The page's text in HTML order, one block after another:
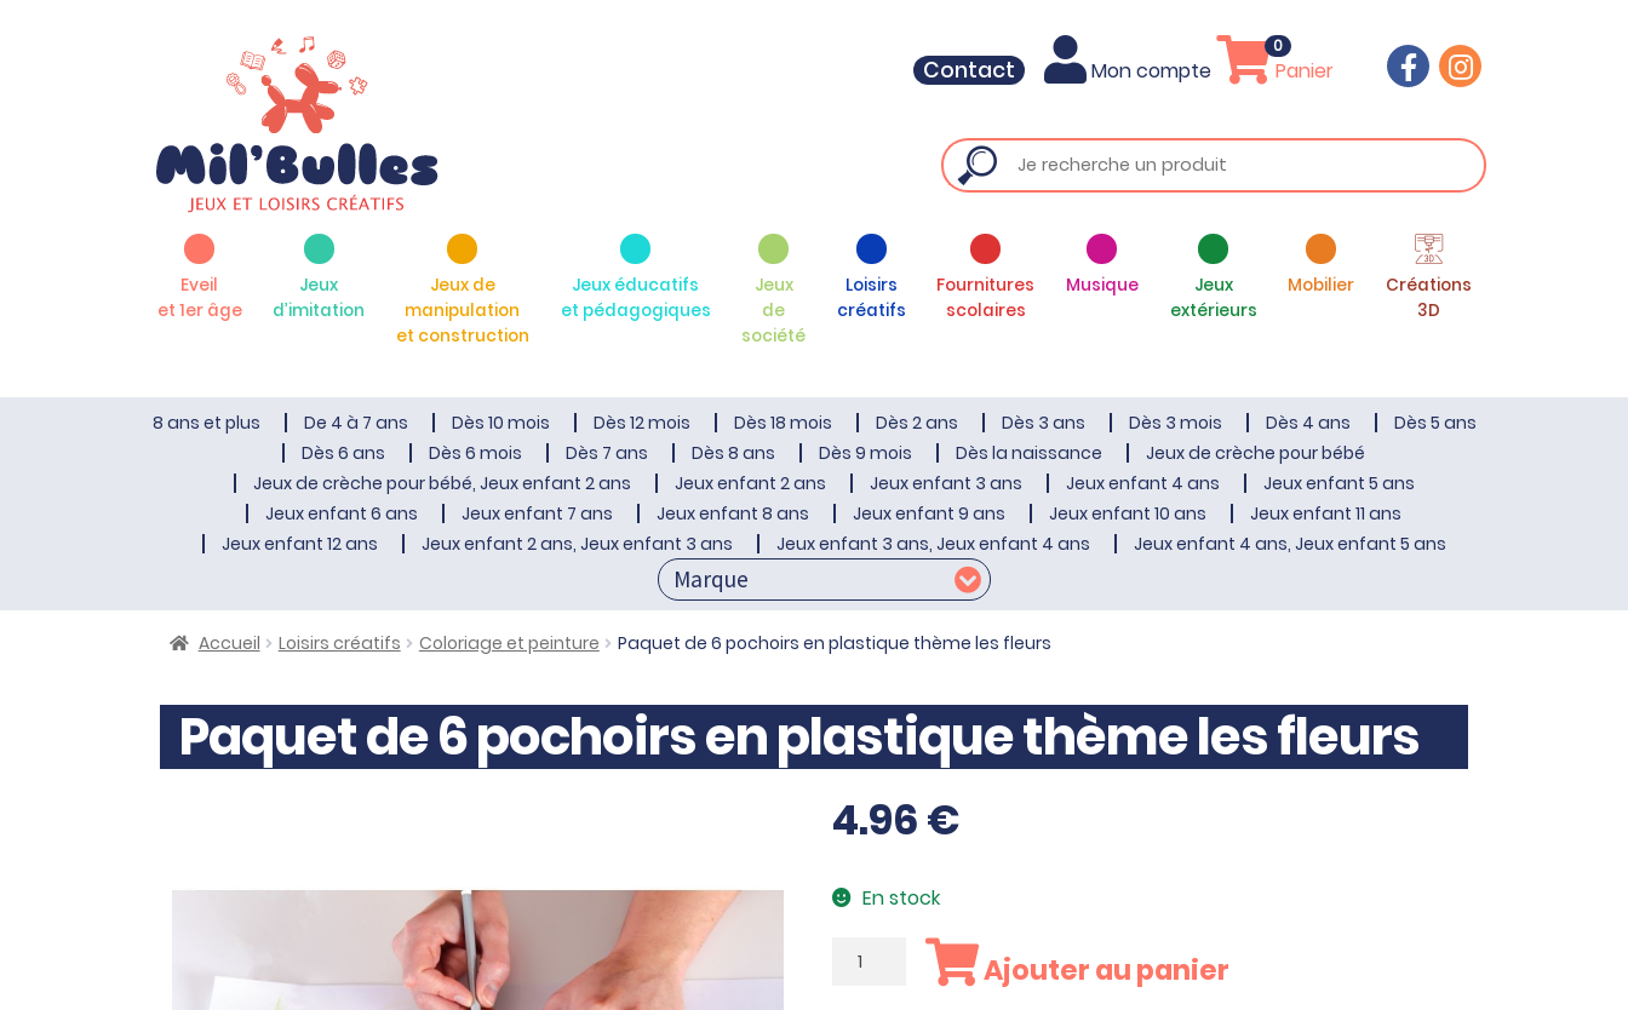
Contact Mon compte Panier
0
Eveil
et 1er âge
Jeux
d’imitation
Jeux de
manipulation
et construction
Jeux éducatifs
et pédagogiques
Jeux
de
société
Loisirs
créatifs
Fournitures
scolaires
Musique
Jeux
extérieurs
Mobilier
Créations
3D
8 ans et plus De 4 à 7 ans Dès 10 mois Dès 12 mois Dès 18 mois Dès 2 ans Dès 3 ans Dès 3 mois Dès 4 ans
Dès 5 ans
Dès 6 ans
Dès 6 mois Dès 7 ans Dès 8 ans Dès 9 mois Dès la naissance
Jeux de crèche pour bébé
Jeux de crèche pour bébé, Jeux enfant 2 ans
Jeux enfant 2 ans Jeux enfant 3 ans Jeux enfant 4 ans
Jeux enfant 5 ans
Jeux enfant 6 ans
Jeux enfant 7 ans Jeux enfant 8 ans Jeux enfant 9 ans Jeux enfant 10 ans
Jeux enfant 11 ans
Jeux enfant 12 ans
Jeux enfant 2 ans, Jeux enfant 3 ans Jeux enfant 3 ans, Jeux enfant 4 ans Jeux enfant 4 ans, Jeux enfant 5 ans
Accueil Loisirs créatifs Coloriage et peinture Paquet de 6 pochoirs en plastique thème les fleurs
Paquet de 6 pochoirs en plastique thème les fleurs
4.96€
En stock
quantité
Ajouter au panier